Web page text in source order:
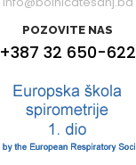
POZOVITE NAS
+387 32 650-622